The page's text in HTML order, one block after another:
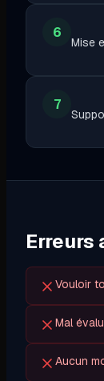
6
Mise
7
Erreurs
Vouloir
Mal
Aucun